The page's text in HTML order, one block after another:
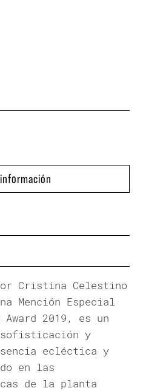
Cristina Celestino
Mención Especial
Award 2019, es un
sofisticación y
ecléctica y
en las
de la planta